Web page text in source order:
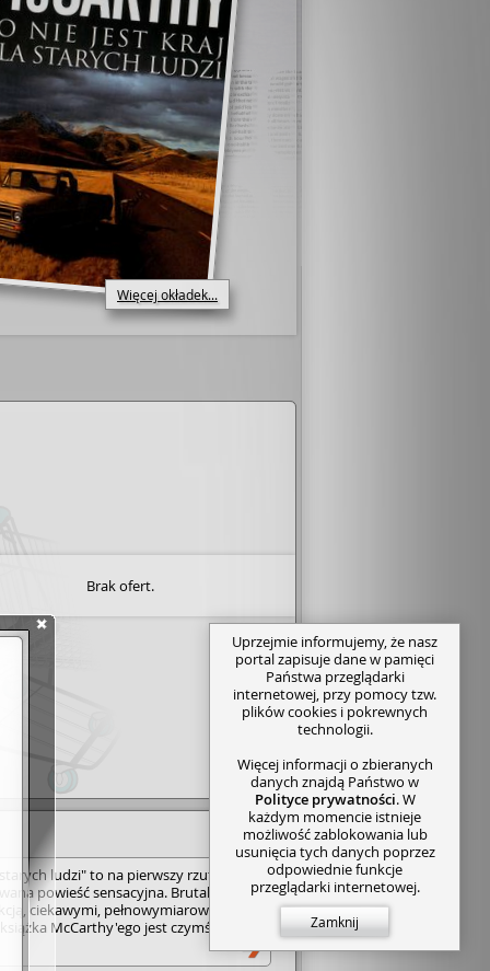
Więcej okładek...
Brak ofert.
ludzi" to na pierwszy rzut oka
powieść sensacyjna. Brutalna,
ciekawymi, pełn­owym­iaro­wymi­
książka McCarthy'ego jest czymś
mnóstwa adrenaliny
kraj dla starych ludzi" to studium
Uprzejmie informujemy, że nasz
portal zapisuje dane w pamięci
Państwa przeglądarki
internetowej, przy pomocy tzw.
plików cookies i pokrewnych
technologii.
Więcej informacji o zbieranych
danych znajdą Państwo w
Polityce prywatności. W
każdym momencie istnieje
możliwość zablokowania lub
usunięcia tych danych poprzez
odpowiednie funkcje
przeglądarki internetowej.
Zamknij